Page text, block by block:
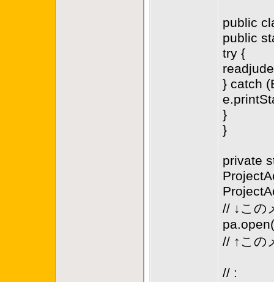
public
public
try {
} catch
}
}
private
// ↓この
// ↑この
// :